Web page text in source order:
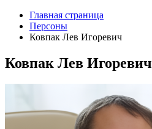
Главная страница
Персоны
Ковпак Лев Игоревич
Ковпак Лев Игоревич